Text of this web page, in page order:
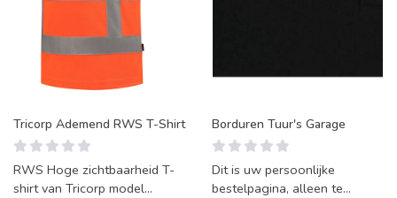
Tricorp Ademend RWS T-Shirt
RWS Hoge zichtbaarheid T-
shirt van Tricorp model
Borduren Tuur's Garage
Dit is uw persoonlijke
bestelpagina, alleen te